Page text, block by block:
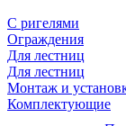
С ригелями
Ограждения
Для лестниц
Для лестниц
Монтаж и
Комплектующие